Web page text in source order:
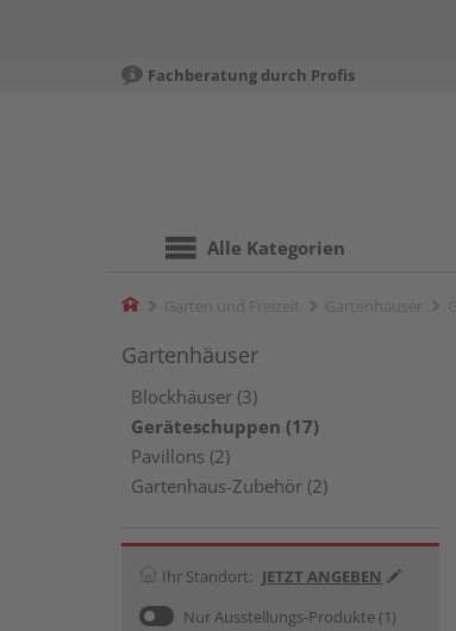
Fachberatung durch Profis
Alle Kategorien
Home
Gartenhäuser
Blockhäuser (3)
Geräteschuppen (17)
Pavillons (2)
Gartenhaus-Zubehör (2)
Ihr Standort: JETZT ANGEBEN
Nur Ausstellungs-Produkte (1)